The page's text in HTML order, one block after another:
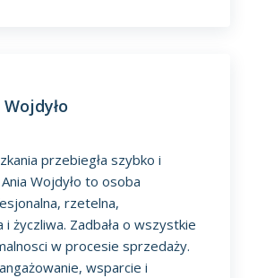
przebiegła szybko i
Wojdyło to osoba
rzetelna,
i życzliwa. Zadbała o wszystkie
w procesie sprzedaży.
wsparcie i